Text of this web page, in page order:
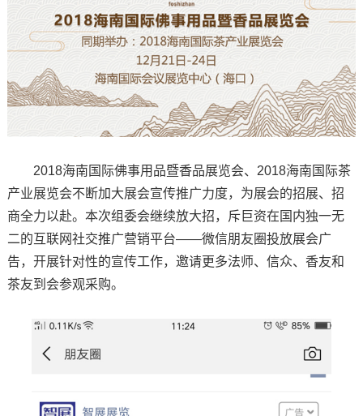
2018海南国际佛事用品暨香品展览会、2018海南国际茶
产业展览会不断加大展会宣传推广力度，为展会的招展、招
商全力以赴。本次组委会继续放大招，斥巨资在国内独一无
二的互联网社交推广营销平台——微信朋友圈投放展会广
告，开展针对性的宣传工作，邀请更多法师、信众、香友和
茶友到会参观采购。